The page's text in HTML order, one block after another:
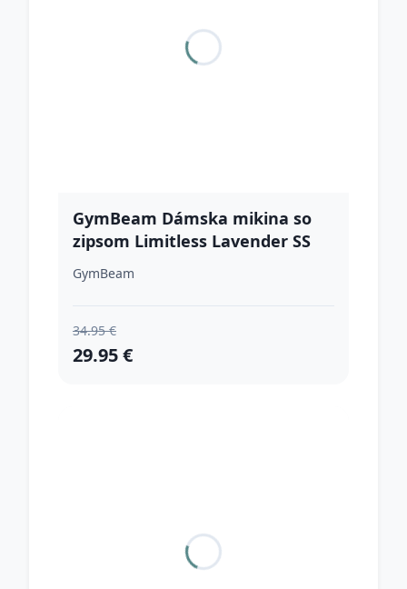
GymBeam Dámska mikina so
zipsom Limitless Lavender SS
GymBeam
34.95 €
29.95 €